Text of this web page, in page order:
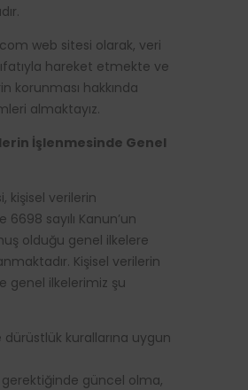
web sitesi olarak, veri
hareket etmekte ve
korunması hakkında
almaktayız.
İşlenmesinde Genel
kişisel verilerin
6698 sayılı Kanun’un
olduğu genel ilkelere
Kişisel verilerin
genel ilkelerimiz şu
dürüstlük kurallarına uygun
güncel olma,